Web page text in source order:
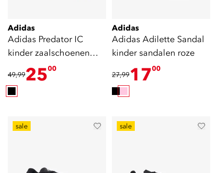
Adidas
Adidas Predator IC
kinder zaalschoenen
zwart
49,992500
Adidas
Adidas Adilette Sandal
kinder sandalen roze
27,991700
sale sale